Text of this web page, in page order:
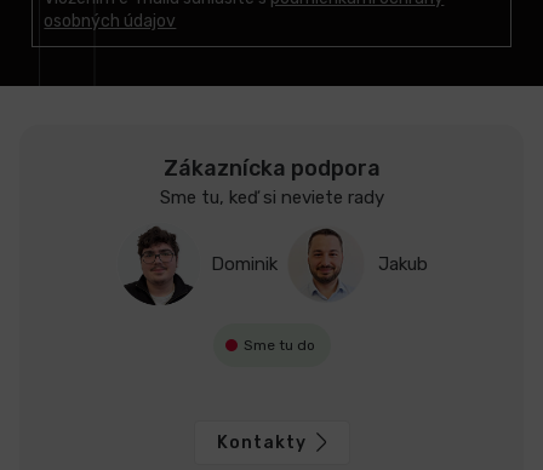
osobných údajov
Zákaznícka podpora
Sme tu, keď si neviete rady
Dominik Jakub
Sme tu do
Kontakty